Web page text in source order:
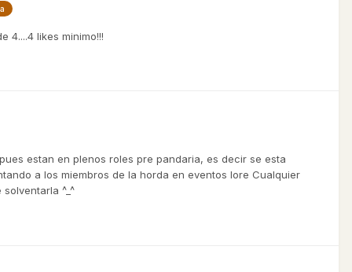
4....4 likes minimo!!!
estan en plenos roles pre pandaria, es decir se esta
a los miembros de la horda en eventos lore Cualquier
^_^